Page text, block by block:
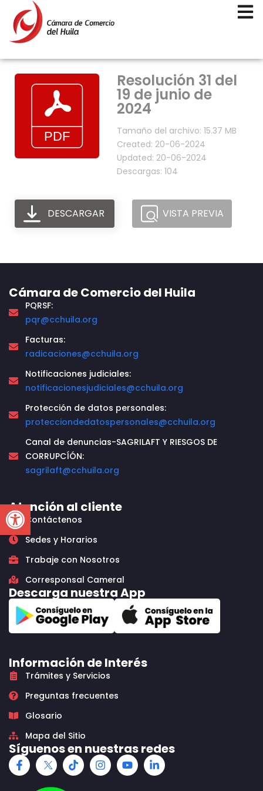
Open toolbar
Resolución 31 del
19 de junio de
2024
Tamaño del archivo: 15.37 MB
Created: 20-06-2024
Updated: 20-06-2024
Descargas: 104
DESCARGAR VISTA PREVIA
Cámara de Comercio del Huila
PQRSF:
pqr@cchuila.org
Facturas:
radicaciones@cchuila.org
Notificaciones judiciales:
notificacionesjudiciales@cchuila.org
Protección de datos personales:
protecciondedatospersonales@cchuila.org
Canal de denuncias-SAGRILAFT Y RIESGOS DE
CORRUPCÍÓN:
sagrilaft@cchuila.org
Atención al cliente
Contáctenos
Sedes y Horarios
Trabaje con Nosotros
Corresponsal Cameral
Descarga nuestra App
Información de Interés
Trámites y Servicios
Preguntas frecuentes
Glosario
Mapa del Sitio
Síguenos en nuestras redes